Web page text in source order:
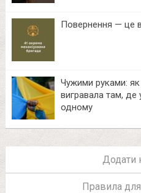
Повернення — це
Чужими руками:
вигравала там, де
одному
Додати
Правила для